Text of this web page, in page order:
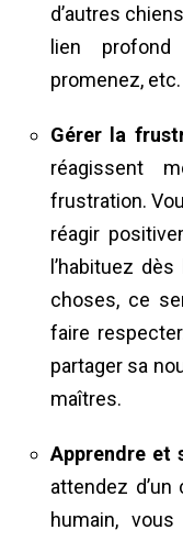
d’autres
lien
promenez, etc.
Gérer la
réagissent
frustration.
réagir
l’habituez
choses, ce
faire
partager sa
maîtres.
Apprendre et
attendez
humain,